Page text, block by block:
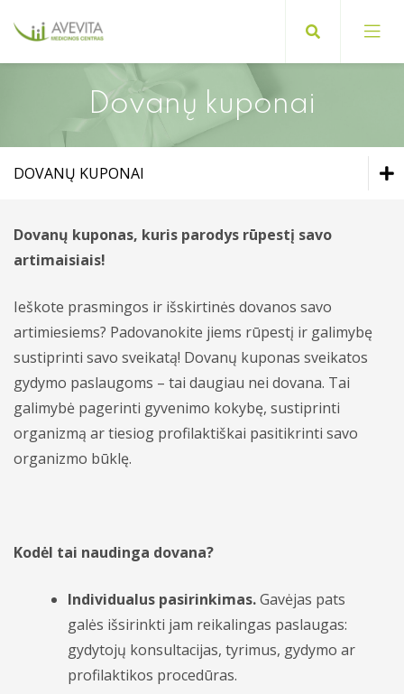
Registracijos pas gydytojus tvarka
Pasiruošimas tyrimams
Apmokėjimas ir draudimas
Vidaus tvarkos taisyklės
Kita informacija
Vaikų ligų gydytojai
Paslaugos suaugusiems
Diagnostika ir tyrimai
Chirurgija
Dermatovenerologija
Endokrinologija
Hematologija
Koloproktologija
Kraujagyslių chirurgija
Krūtų chirurgija (mamologija)
Laboratoriniai tyrimai
Dovanų kuponai
Akcijos
Dovanų kuponai
DOVANŲ KUPONAI
Dovanų kuponai
Dovanų kuponas, kuris parodys rūpestį savo
artimaisiais!
Ieškote prasmingos ir išskirtinės dovanos savo
artimiesiems? Padovanokite jiems rūpestį ir galimybę
sustiprinti savo sveikatą! Dovanų kuponas sveikatos
gydymo paslaugoms – tai daugiau nei dovana. Tai
galimybė pagerinti gyvenimo kokybę, sustiprinti
organizmą ar tiesiog profilaktiškai pasitikrinti savo
organizmo būklę.
Kodėl tai naudinga dovana?
Individualus pasirinkimas.Gavėjas pats
galės išsirinkti jam reikalingas paslaugas:
gydytojų konsultacijas, tyrimus, gydymo ar
profilaktikos procedūras.